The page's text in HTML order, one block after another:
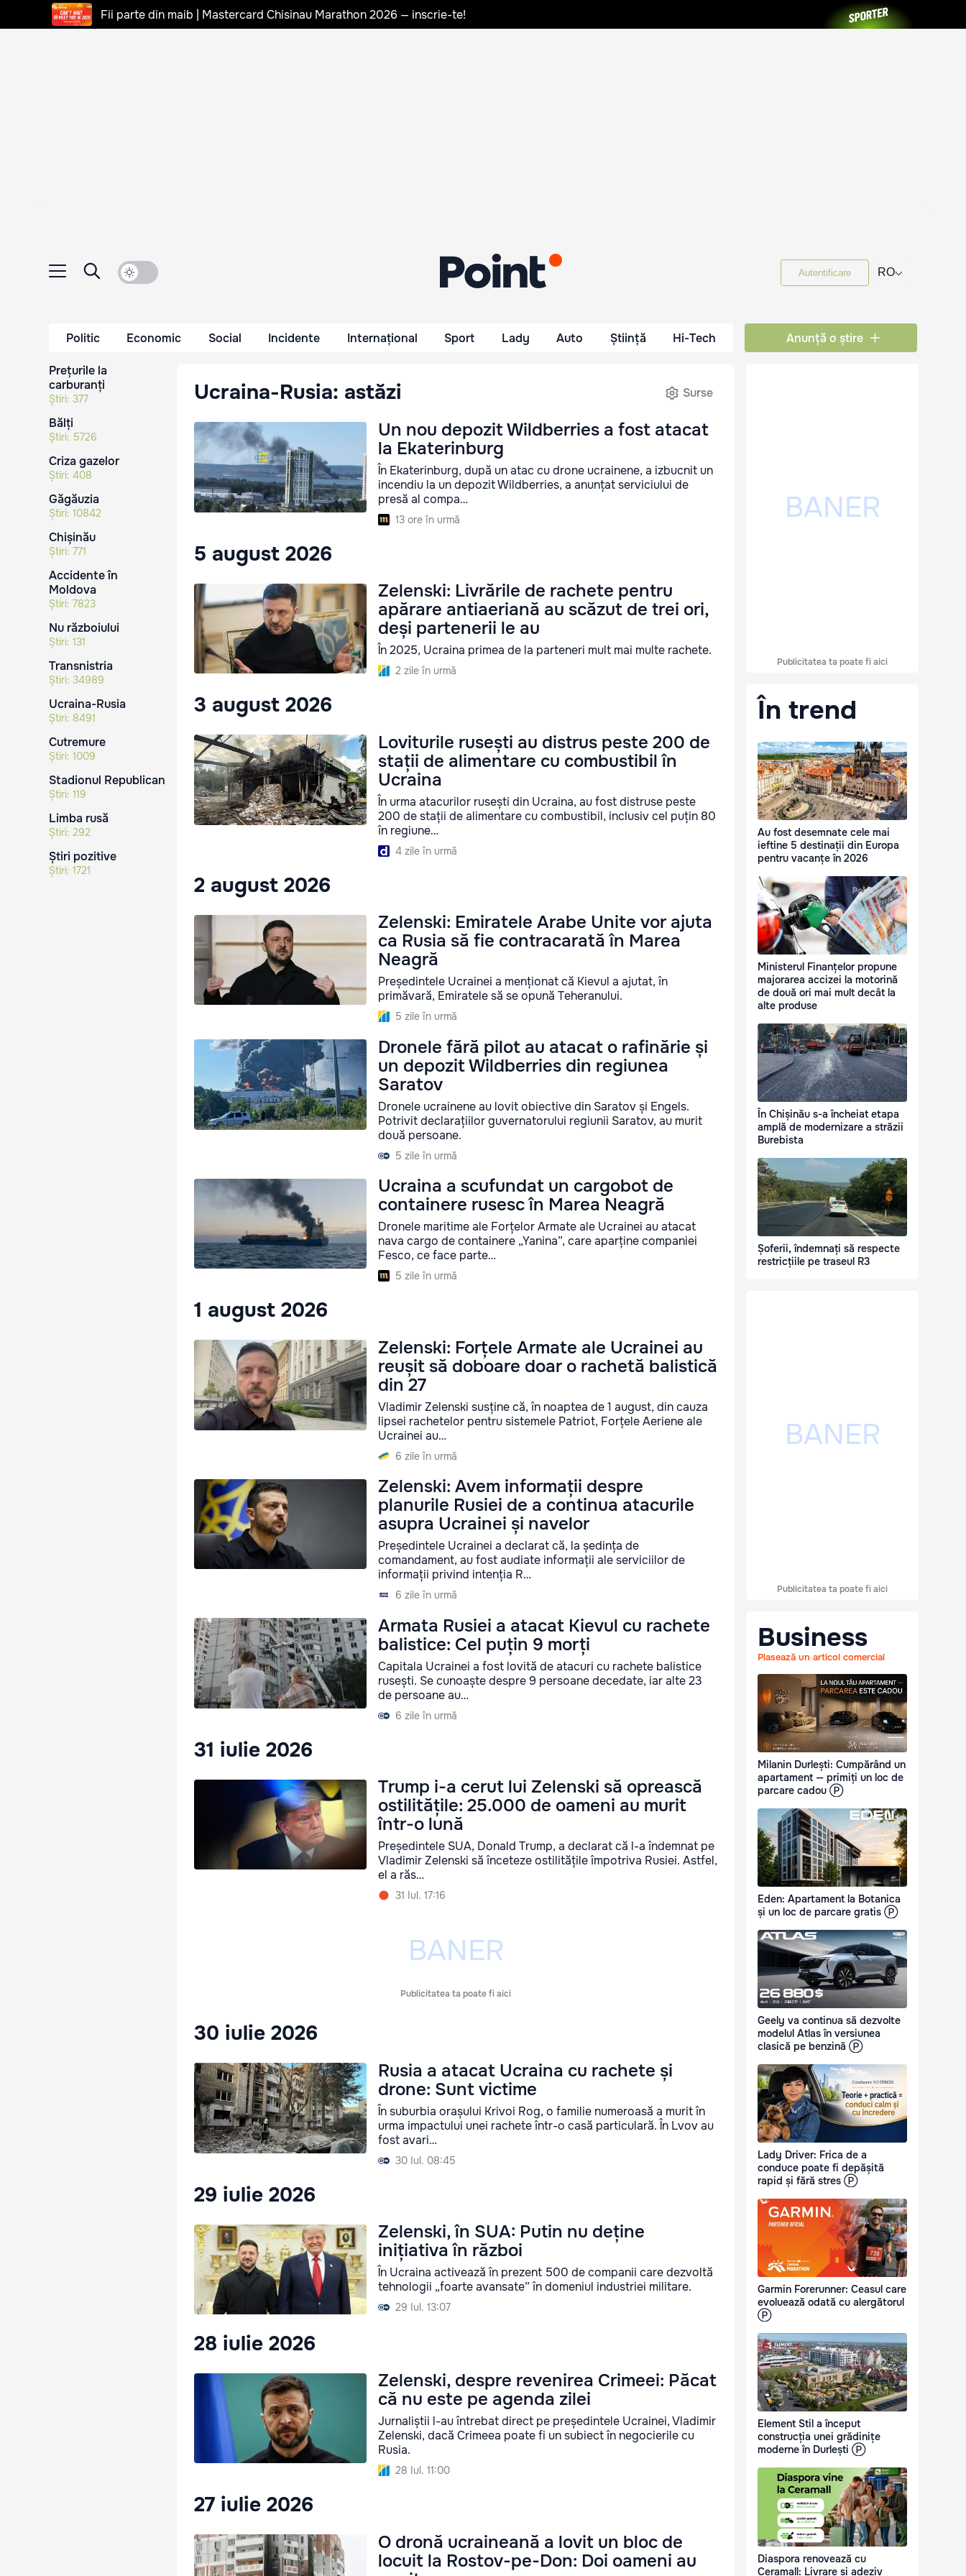
Fii parte din maib | Mastercard Chisinau Marathon 2026 — inscrie-te!
Autentificare RO⌵
Politic Economic Social Incidente Internațional Sport Lady Auto Știință Hi-Tech Anunță o știre
Prețurile la
carburanți
Știri: 377
Bălți
Știri: 5726
Criza gazelor
Știri: 408
Găgăuzia
Știri: 10842
Chișinău
Știri: 771
Accidente în
Moldova
Știri: 7823
Nu războiului
Știri: 131
Transnistria
Știri: 34989
Ucraina-Rusia
Știri: 8491
Cutremure
Știri: 1009
Stadionul Republican
Știri: 119
Limba rusă
Știri: 292
Știri pozitive
Știri: 1721
Ucraina-Rusia: astăzi Surse
Un nou depozit Wildberries a fost atacat
la Ekaterinburg
În Ekaterinburg, după un atac cu drone ucrainene, a izbucnit un
incendiu la un depozit Wildberries, a anunțat serviciului de
presă al compa…
13 ore în urmă
5 august 2026
Zelenski: Livrările de rachete pentru
apărare antiaeriană au scăzut de trei ori,
deși partenerii le au
În 2025, Ucraina primea de la parteneri mult mai multe rachete.
2 zile în urmă
3 august 2026
Loviturile rusești au distrus peste 200 de
stații de alimentare cu combustibil în
Ucraina
În urma atacurilor rusești din Ucraina, au fost distruse peste
200 de stații de alimentare cu combustibil, inclusiv cel puțin 80
în regiune…
4 zile în urmă
2 august 2026
Zelenski: Emiratele Arabe Unite vor ajuta
ca Rusia să fie contracarată în Marea
Neagră
Președintele Ucrainei a menționat că Kievul a ajutat, în
primăvară, Emiratele să se opună Teheranului.
5 zile în urmă
Dronele fără pilot au atacat o rafinărie și
un depozit Wildberries din regiunea
Saratov
Dronele ucrainene au lovit obiective din Saratov și Engels.
Potrivit declarațiilor guvernatorului regiunii Saratov, au murit
două persoane.
5 zile în urmă
Ucraina a scufundat un cargobot de
containere rusesc în Marea Neagră
Dronele maritime ale Forțelor Armate ale Ucrainei au atacat
nava cargo de containere „Yanina”, care aparține companiei
Fesco, ce face parte…
5 zile în urmă
1 august 2026
Zelenski: Forțele Armate ale Ucrainei au
reușit să doboare doar o rachetă balistică
din 27
Vladimir Zelenski susține că, în noaptea de 1 august, din cauza
lipsei rachetelor pentru sistemele Patriot, Forțele Aeriene ale
Ucrainei au…
6 zile în urmă
Zelenski: Avem informații despre
planurile Rusiei de a continua atacurile
asupra Ucrainei și navelor
Președintele Ucrainei a declarat că, la ședința de
comandament, au fost audiate informații ale serviciilor de
informații privind intenția R…
6 zile în urmă
Armata Rusiei a atacat Kievul cu rachete
balistice: Cel puțin 9 morți
Capitala Ucrainei a fost lovită de atacuri cu rachete balistice
rusești. Se cunoaște despre 9 persoane decedate, iar alte 23
de persoane au…
6 zile în urmă
31 iulie 2026
Trump i-a cerut lui Zelenski să oprească
ostilitățile: 25.000 de oameni au murit
într-o lună
Președintele SUA, Donald Trump, a declarat că l-a îndemnat pe
Vladimir Zelenski să înceteze ostilitățile împotriva Rusiei. Astfel,
el a răs…
31 Iul. 17:16
Publicitatea ta poate fi aici
30 iulie 2026
Rusia a atacat Ucraina cu rachete și
drone: Sunt victime
În suburbia orașului Krivoi Rog, o familie numeroasă a murit în
urma impactului unei rachete într-o casă particulară. În Lvov au
fost avari…
30 Iul. 08:45
29 iulie 2026
Zelenski, în SUA: Putin nu deține
inițiativa în război
În Ucraina activează în prezent 500 de companii care dezvoltă
tehnologii „foarte avansate” în domeniul industriei militare.
29 Iul. 13:07
28 iulie 2026
Zelenski, despre revenirea Crimeei: Păcat
că nu este pe agenda zilei
Jurnaliștii l-au întrebat direct pe președintele Ucrainei, Vladimir
Zelenski, dacă Crimeea poate fi un subiect în negocierile cu
Rusia.
28 Iul. 11:00
27 iulie 2026
O dronă ucraineană a lovit un bloc de
locuit la Rostov-pe-Don: Doi oameni au
Publicitatea ta poate fi aici
În trend
Au fost desemnate cele mai
ieftine 5 destinații din Europa
pentru vacanțe în 2026
Ministerul Finanțelor propune
majorarea accizei la motorină
de două ori mai mult decât la
alte produse
În Chișinău s-a încheiat etapa
amplă de modernizare a străzii
Burebista
Șoferii, îndemnați să respecte
restricțiile pe traseul R3
Publicitatea ta poate fi aici
Business
Plasează un articol comercial
Milanin Durlești: Cumpărând un
apartament — primiți un loc de
parcare cadou Ⓟ
Eden: Apartament la Botanica
și un loc de parcare gratis Ⓟ
Geely va continua să dezvolte
modelul Atlas în versiunea
clasică pe benzină Ⓟ
Lady Driver: Frica de a
conduce poate fi depășită
rapid și fără stres Ⓟ
Garmin Forerunner: Ceasul care
evoluează odată cu alergătorul
Ⓟ
Element Stil a început
construcția unei grădinițe
moderne în Durlești Ⓟ
Diaspora renovează cu
Ceramall: Livrare și adeziv